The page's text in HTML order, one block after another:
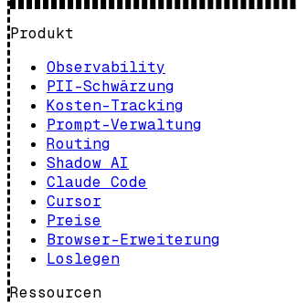
Produkt
Observability
PII-Schwärzung
Kosten-Tracking
Prompt-Verwaltung
Routing
Shadow AI
Claude Code
Cursor
Preise
Browser-Erweiterung
Loslegen
Ressourcen